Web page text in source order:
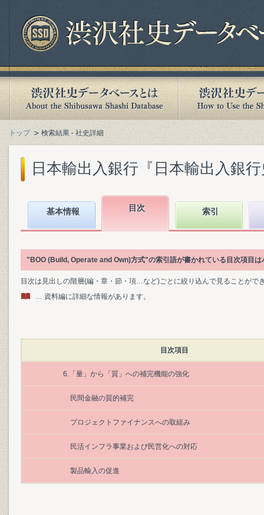
トップ 検索結果 - 社史詳細
日本輸出入銀行『日本輸出入銀
基本情報 目次 索引
"BOO (Build, Operate and Own)方式"の索引語が書かれている目次項目は
目次は見出しの階層(編・章・節・項…など)ごとに絞り込んで見ることがで
… 資料編に詳細な情報があります。
目次項目
6.「量」から「質」への補完機能の強化
民間金融の質的補完
プロジェクトファイナンスへの取組み
民活インフラ事業および民営化への対応
製品輸入の促進